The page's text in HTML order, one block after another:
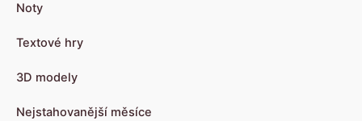
Noty
Textové hry
3D modely
Nejstahovanější měsíce